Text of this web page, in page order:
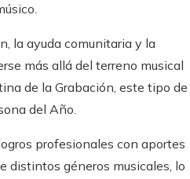
la ayuda comunitaria y la
más allá del terreno musical
de la Grabación, este tipo de
del Año.
profesionales con aportes
distintos géneros musicales, lo